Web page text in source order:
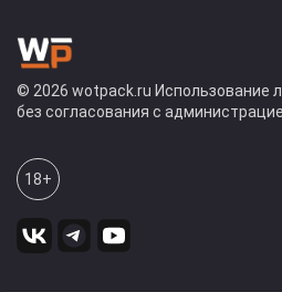
© 2026 wotpack.ru Использование
без согласования с
18+